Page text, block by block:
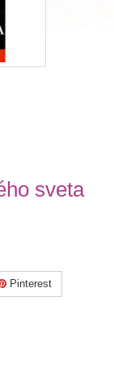
sveta
Pinterest